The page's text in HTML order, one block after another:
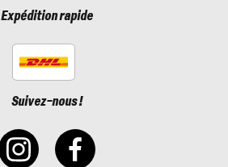
Expédition rapide
Suivez-nous !